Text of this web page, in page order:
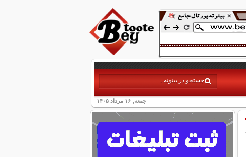
جمعه, ۱۶ مرداد ۱۴۰۵